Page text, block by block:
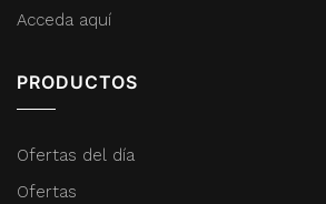
Acceda aquí
PRODUCTOS
Ofertas del día
Ofertas